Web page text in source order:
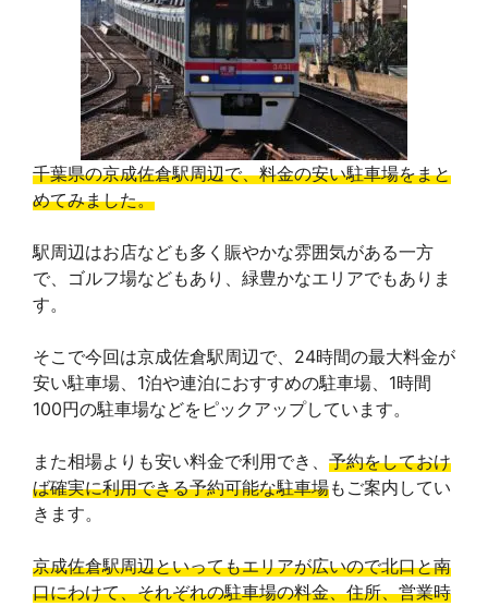
千葉県の京成佐倉駅周辺で、料金の安い駐車場をまと
めてみました。
駅周辺はお店なども多く賑やかな雰囲気がある一方
で、ゴルフ場などもあり、緑豊かなエリアでもありま
す。
そこで今回は京成佐倉駅周辺で、24時間の最大料金が
安い駐車場、1泊や連泊におすすめの駐車場、1時間
100円の駐車場などをピックアップしています。
また相場よりも安い料金で利用でき、 予約をしておけ
ば確実に利用できる予約可能な駐車場もご案内してい
きます。
京成佐倉駅周辺といってもエリアが広いので北口と南
口にわけて、それぞれの駐車場の料金、住所、営業時